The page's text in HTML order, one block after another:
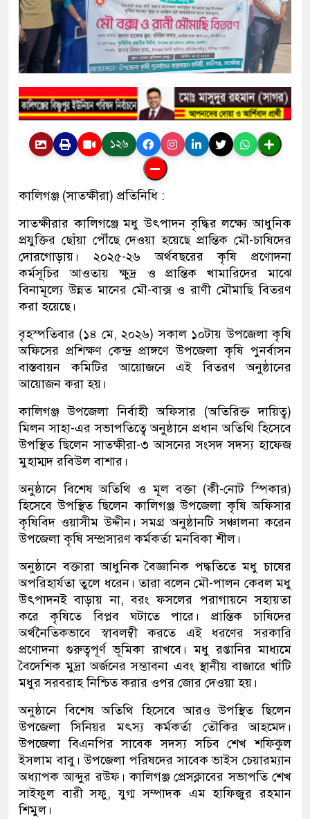
১২৬
কালিগঞ্জ (সাতক্ষীরা) প্রতিনিধি :
সাতক্ষীরার কালিগঞ্জে মধু উৎপাদন বৃদ্ধির লক্ষ্যে আধুনিক
প্রযুক্তির ছোঁয়া পৌঁছে দেওয়া হয়েছে প্রান্তিক মৌ-চাষিদের
দোরগোড়ায়। ২০২৫-২৬ অর্থবছরের কৃষি প্রণোদনা
কর্মসূচির আওতায় ক্ষুদ্র ও প্রান্তিক খামারিদের মাঝে
বিনামূল্যে উন্নত মানের মৌ-বাক্স ও রাণী মৌমাছি বিতরণ
করা হয়েছে।
বৃহস্পতিবার (১৪ মে, ২০২৬) সকাল ১০টায় উপজেলা কৃষি
অফিসের প্রশিক্ষণ কেন্দ্র প্রাঙ্গণে উপজেলা কৃষি পুনর্বাসন
বাস্তবায়ন কমিটির আয়োজনে এই বিতরণ অনুষ্ঠানের
আয়োজন করা হয়।
কালিগঞ্জ উপজেলা নির্বাহী অফিসার (অতিরিক্ত দায়িত্ব)
মিলন সাহা-এর সভাপতিত্বে অনুষ্ঠানে প্রধান অতিথি হিসেবে
উপস্থিত ছিলেন সাতক্ষীরা-৩ আসনের সংসদ সদস্য হাফেজ
মুহাম্মদ রবিউল বাশার।
অনুষ্ঠানে বিশেষ অতিথি ও মূল বক্তা (কী-নোট স্পিকার)
হিসেবে উপস্থিত ছিলেন কালিগঞ্জ উপজেলা কৃষি অফিসার
কৃষিবিদ ওয়াসীম উদ্দীন। সমগ্র অনুষ্ঠানটি সঞ্চালনা করেন
উপজেলা কৃষি সম্প্রসারণ কর্মকর্তা মনবিকা শীল।
অনুষ্ঠানে বক্তারা আধুনিক বৈজ্ঞানিক পদ্ধতিতে মধু চাষের
অপরিহার্যতা তুলে ধরেন। তারা বলেন মৌ-পালন কেবল মধু
উৎপাদনই বাড়ায় না, বরং ফসলের পরাগায়নে সহায়তা
করে কৃষিতে বিপ্লব ঘটাতে পারে। প্রান্তিক চাষিদের
অর্থনৈতিকভাবে স্বাবলম্বী করতে এই ধরণের সরকারি
প্রণোদনা গুরুত্বপূর্ণ ভূমিকা রাখবে। মধু রপ্তানির মাধ্যমে
বৈদেশিক মুদ্রা অর্জনের সম্ভাবনা এবং স্থানীয় বাজারে খাঁটি
মধুর সরবরাহ নিশ্চিত করার ওপর জোর দেওয়া হয়।
অনুষ্ঠানে বিশেষ অতিথি হিসেবে আরও উপস্থিত ছিলেন
উপজেলা সিনিয়র মৎস্য কর্মকর্তা তৌকির আহমেদ।
উপজেলা বিএনপির সাবেক সদস্য সচিব শেখ শফিকুল
ইসলাম বাবু। উপজেলা পরিষদের সাবেক ভাইস চেয়ারম্যান
অধ্যাপক আব্দুর রউফ। কালিগঞ্জ প্রেসক্লাবের সভাপতি শেখ
সাইফুল বারী সফু, যুগ্ম সম্পাদক এম হাফিজুর রহমান
শিমুল।